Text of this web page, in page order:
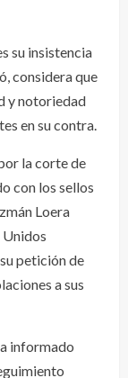
su insistencia
considera que
y notoriedad
en su contra.
la corte de
con los sellos
Loera
petición de
a sus
informado